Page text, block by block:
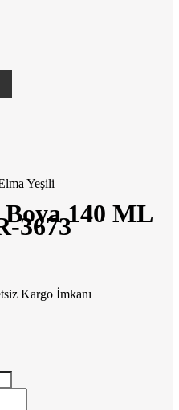
Yeşili
140 ML
3673
Kargo İmkanı